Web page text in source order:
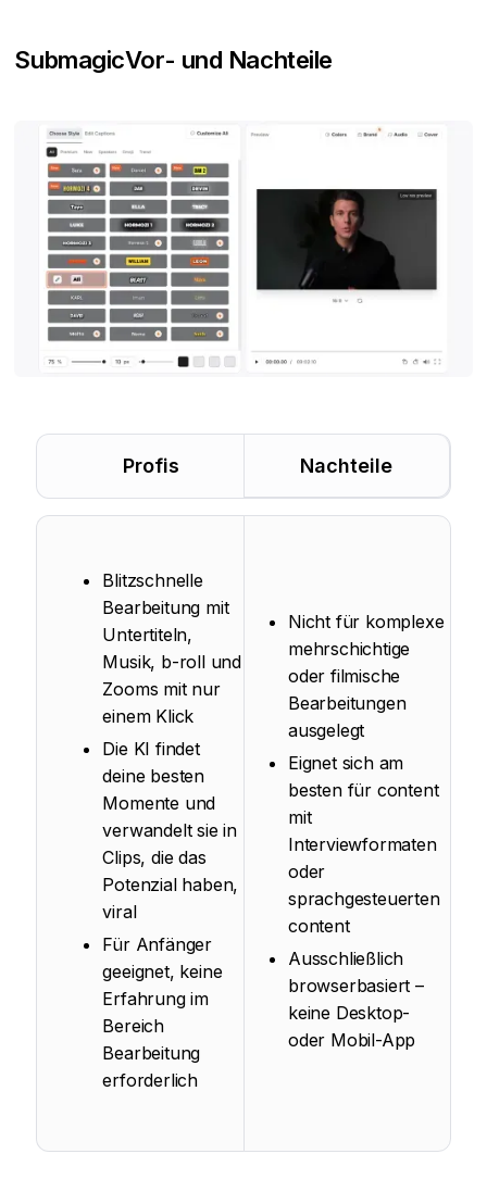
SubmagicVor- und Nachteile
Profis Nachteile
Blitzschnelle
Bearbeitung mit
Untertiteln,
Musik, b-roll und
Zooms mit nur
einem Klick
Die KI findet
deine besten
Momente und
verwandelt sie in
Clips, die das
Potenzial haben,
viral
Für Anfänger
geeignet, keine
Erfahrung im
Bereich
Bearbeitung
erforderlich
Nicht für komplexe
mehrschichtige
oder filmische
Bearbeitungen
ausgelegt
Eignet sich am
besten für content
mit
Interviewformaten
oder
sprachgesteuerten
content
Ausschließlich
browserbasiert –
keine Desktop-
oder Mobil-App